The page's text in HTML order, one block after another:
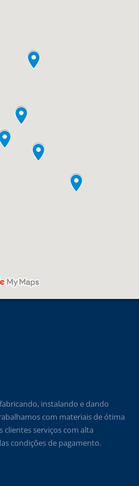
instalando e dando
com materiais de ótima
clientes serviços com alta
condições de pagamento.